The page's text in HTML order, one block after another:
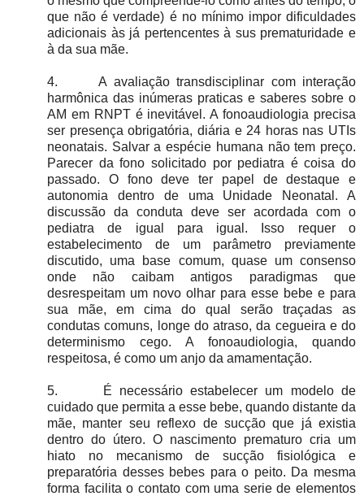
que não é verdade) é no mínimo impor dificuldades
adicionais às já pertencentes à sus prematuridade e
à da sua mãe.
4.
A avaliação transdisciplinar com interação
harmônica das inúmeras praticas e saberes sobre o
AM em RNPT é inevitável. A fonoaudiologia precisa
ser presença obrigatória, diária e 24 horas nas UTIs
neonatais. Salvar a espécie humana não tem preço.
Parecer da fono solicitado por pediatra é coisa do
passado. O fono deve ter papel de destaque e
autonomia dentro de uma Unidade Neonatal. A
discussão da conduta deve ser acordada com o
pediatra de igual para igual. Isso requer o
estabelecimento de um parâmetro previamente
discutido, uma base comum, quase um consenso
onde não caibam antigos paradigmas que
desrespeitam um novo olhar para esse bebe e para
sua mãe, em cima do qual serão traçadas as
condutas comuns, longe do atraso, da cegueira e do
determinismo cego. A fonoaudiologia, quando
respeitosa, é como um anjo da amamentação.
5.
É necessário estabelecer um modelo de
cuidado que permita a esse bebe, quando distante da
mãe, manter seu reflexo de sucção que já existia
dentro do útero. O nascimento prematuro cria um
hiato no mecanismo de sucção fisiológica e
preparatória desses bebes para o peito. Da mesma
forma facilita o contato com uma serie de elementos